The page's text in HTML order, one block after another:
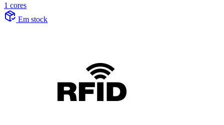
1 cores
Em stock